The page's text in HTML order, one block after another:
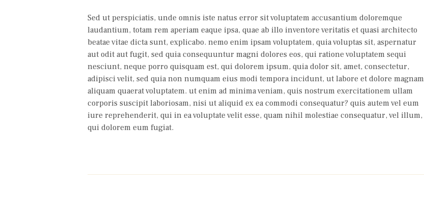
Sed ut perspiciatis, unde omnis iste natus error sit voluptatem accusantium doloremque
laudantium, totam rem aperiam eaque ipsa, quae ab illo inventore veritatis et quasi architecto
beatae vitae dicta sunt, explicabo. nemo enim ipsam voluptatem, quia voluptas sit, aspernatur
aut odit aut fugit, sed quia consequuntur magni dolores eos, qui ratione voluptatem sequi
nesciunt, neque porro quisquam est, qui dolorem ipsum, quia dolor sit, amet, consectetur,
adipisci velit, sed quia non numquam eius modi tempora incidunt, ut labore et dolore magnam
aliquam quaerat voluptatem. ut enim ad minima veniam, quis nostrum exercitationem ullam
corporis suscipit laboriosam, nisi ut aliquid ex ea commodi consequatur? quis autem vel eum
iure reprehenderit, qui in ea voluptate velit esse, quam nihil molestiae consequatur, vel illum,
qui dolorem eum fugiat.